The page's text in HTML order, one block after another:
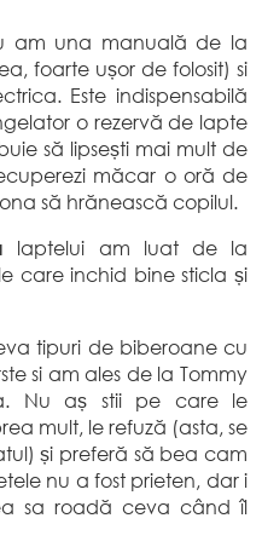
am una manuală de la
foarte ușor de folosit) si
Este indispensabilă
o rezervă de lapte
să lipsești mai mult de
măcar o oră de
să hrănească copilul.
laptelui am luat de la
care inchid bine sticla și
tipuri de biberoane cu
si am ales de la Tommy
Nu aș stii pe care le
mult, le refuză (asta, se
și preferă să bea cam
nu a fost prieten, dar i
sa roadă ceva când îl